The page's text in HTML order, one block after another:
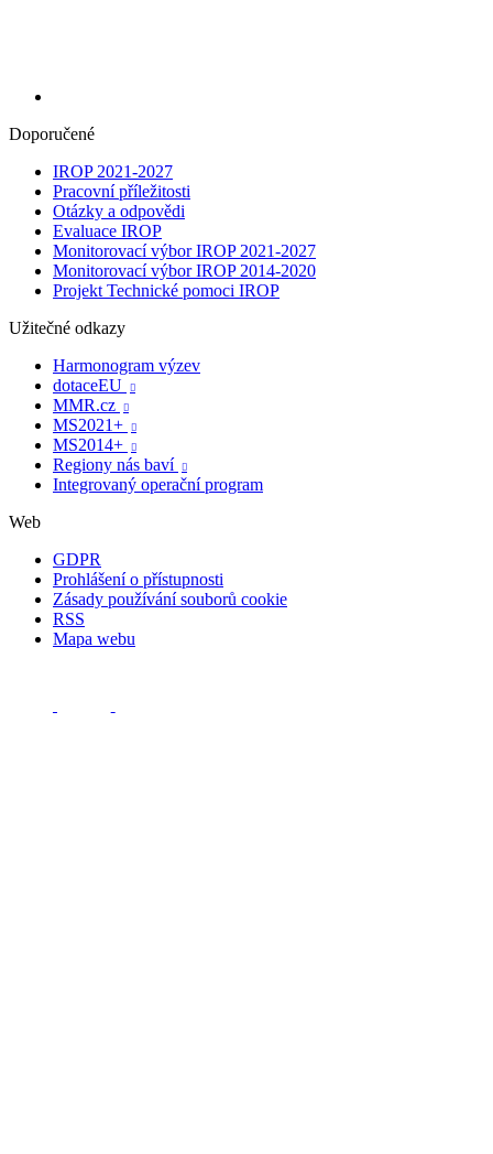
Doporučené
IROP 2021-2027
Pracovní příležitosti
Otázky a odpovědi
Evaluace IROP
Monitorovací výbor IROP 2021-2027
Monitorovací výbor IROP 2014-2020
Projekt Technické pomoci IROP
Užitečné odkazy
Harmonogram výzev
dotaceEU

MMR.cz 
MS2021+ 
MS2014+ 
Regiony nás baví 
Integrovaný operační program
Web
GDPR
Prohlášení o přístupnosti
Zásady používání souborů cookie
RSS
Mapa webu